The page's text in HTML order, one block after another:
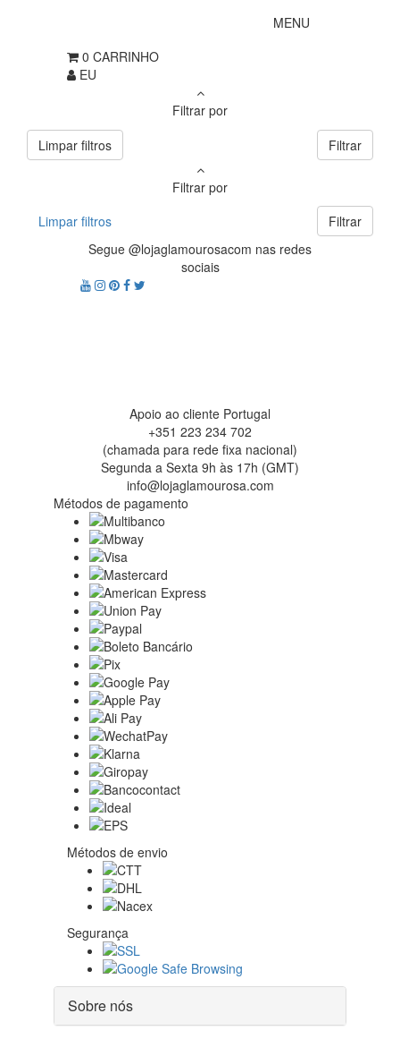
MENU
0 CARRINHO
EU
Filtrar por
Limpar filtros
Filtrar
Filtrar por
Limpar filtros
Filtrar
Segue @lojaglamourosacom nas redes
sociais
Apoio ao cliente Portugal
+351 223 234 702
(chamada para rede fixa nacional)
Segunda a Sexta 9h às 17h (GMT)
info@lojaglamourosa.com
Métodos de pagamento
Métodos de envio
Segurança
Sobre nós